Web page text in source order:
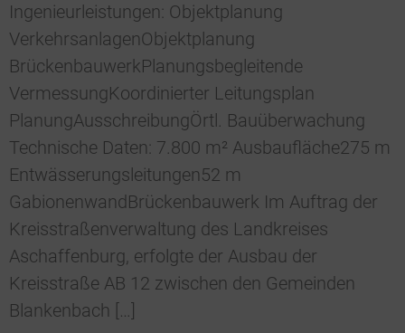
Ingenieurleistungen: Objektplanung
VerkehrsanlagenObjektplanung
BrückenbauwerkPlanungsbegleitende
VermessungKoordinierter Leitungsplan
PlanungAusschreibungÖrtl. Bauüberwachung
Technische Daten: 7.800 m² Ausbaufläche275 m
Entwässerungsleitungen52 m
GabionenwandBrückenbauwerk Im Auftrag der
Kreisstraßenverwaltung des Landkreises
Aschaffenburg, erfolgte der Ausbau der
Kreisstraße AB 12 zwischen den Gemeinden
Blankenbach […]